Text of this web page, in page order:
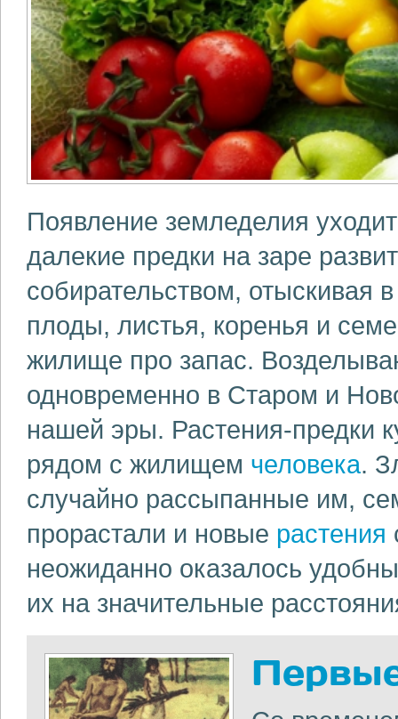
Появление земледелия
далекие предки на заре
собирательством, отыскивая
плоды, листья, коренья и
жилище про запас.
одновременно в Старом и
нашей эры. Растения-предки
рядом с жилищем человека.
случайно рассыпанные им,
прорастали и новые растения
неожиданно оказалось
их на значительные